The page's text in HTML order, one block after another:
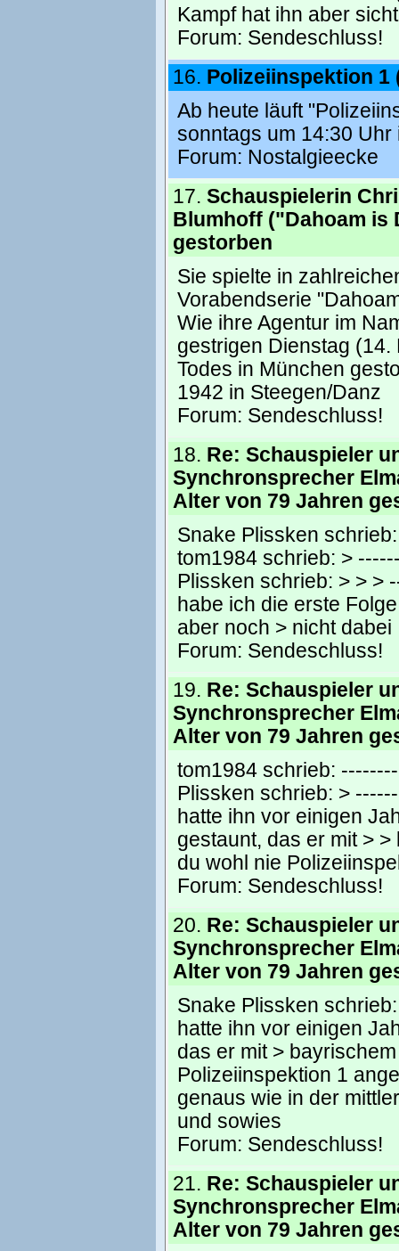
Kampf hat ihn aber
Forum: Sendeschluss!
16. Polizeiinspektion 1
Ab heute läuft
sonntags um 14:30
Forum: Nostalgieecke
17. Schauspielerin
Blumhoff ("Dahoam is
gestorben
Sie spielte in
Vorabendserie
Wie ihre Agentur im
gestrigen Dienstag
Todes in München
1942 in Steegen/Danz
Forum: Sendeschluss!
18. Re: Schauspieler
Synchronsprecher
Alter von 79 Jahren
Snake Plissken
tom1984 schrieb: >
Plissken schrieb: > > >
habe ich die erste
aber noch > nicht dabei
Forum: Sendeschluss!
19. Re: Schauspieler
Synchronsprecher
Alter von 79 Jahren
tom1984 schrieb:
Plissken schrieb: >
hatte ihn vor einigen
gestaunt, das er mit >
du wohl nie
Forum: Sendeschluss!
20. Re: Schauspieler
Synchronsprecher
Alter von 79 Jahren
Snake Plissken
hatte ihn vor einigen
das er mit >
Polizeiinspektion 1
genaus wie in der
und sowies
Forum: Sendeschluss!
21. Re: Schauspieler
Synchronsprecher
Alter von 79 Jahren